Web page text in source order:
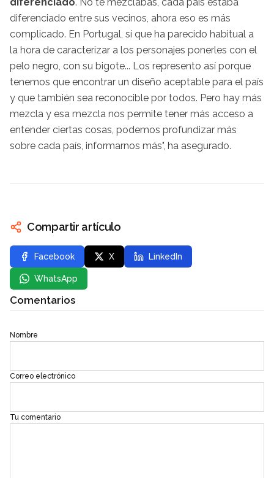
diferenciado entre sus vecinos, ahora eso es más
complicado. En Portugal, sí que ha parecido habitual a
la hora de caracterizar a los personajes ponerles con el
pelo negro, con su bigote... Los represento así porque
tenemos que encontrar un diseño aceptable para el país
y que también sea reconocible por todos. Pero hay más
mezcla y esa mezcla nos permite tener más acceso a
entender ciertas cosas, podemos profundizar más
sobre cada país, informarnos más", ha asegurado.
Compartir artículo
Facebook X LinkedIn
WhatsApp
Comentarios
Nombre
Correo electrónico
Tu comentario